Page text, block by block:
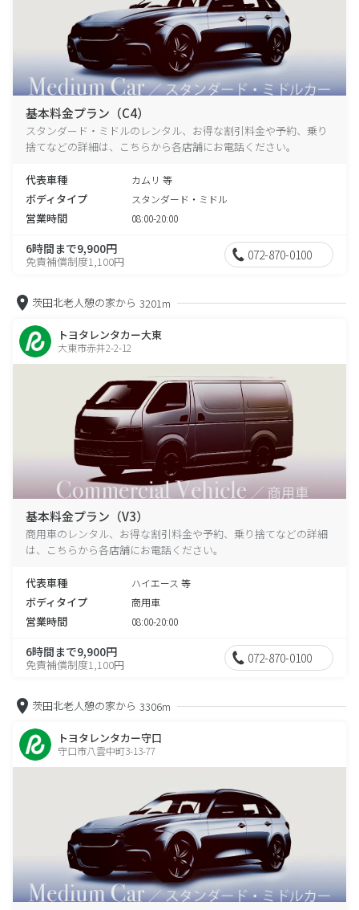
基本料金プラン（C4）
スタンダード・ミドルのレンタル、お得な割引料金や予約、乗り
捨てなどの詳細は、こちらから各店舗にお電話ください。
代表車種 カムリ 等
ボディタイプ スタンダード・ミドル
営業時間 08:00-20:00
6時間まで9,900円
免責補償制度1,100円 072-870-0100
茨田北老人憩の家から 3201m
トヨタレンタカー大東
大東市赤井2-2-12
基本料金プラン（V3）
商用車のレンタル、お得な割引料金や予約、乗り捨てなどの詳細
は、こちらから各店舗にお電話ください。
代表車種 ハイエース 等
ボディタイプ 商用車
営業時間 08:00-20:00
6時間まで9,900円
免責補償制度1,100円 072-870-0100
茨田北老人憩の家から 3306m
トヨタレンタカー守口
守口市八雲中町3-13-77